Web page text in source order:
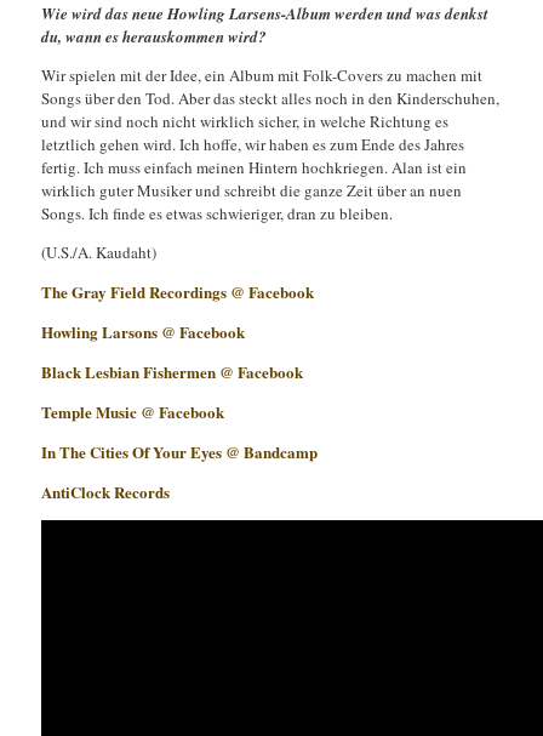
Wie wird das neue Howling Larsens-Album werden und was denkst
du, wann es herauskommen wird?
Wir spielen mit der Idee, ein Album mit Folk-Covers zu machen mit
Songs über den Tod. Aber das steckt alles noch in den Kinderschuhen,
und wir sind noch nicht wirklich sicher, in welche Richtung es
letztlich gehen wird. Ich hoffe, wir haben es zum Ende des Jahres
fertig. Ich muss einfach meinen Hintern hochkriegen. Alan ist ein
wirklich guter Musiker und schreibt die ganze Zeit über an nuen
Songs. Ich finde es etwas schwieriger, dran zu bleiben.
(U.S./A. Kaudaht)
The Gray Field Recordings @ Facebook
Howling Larsons @ Facebook
Black Lesbian Fishermen @ Facebook
Temple Music @ Facebook
In The Cities Of Your Eyes @ Bandcamp
AntiClock Records